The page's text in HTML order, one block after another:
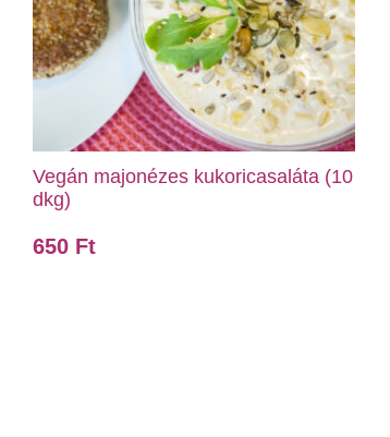
Vegán majonézes kukoricasaláta (10
dkg)
650 Ft